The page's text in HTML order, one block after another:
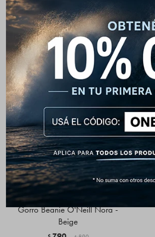
Gorro Beanie O'Neill Nora -
Beige